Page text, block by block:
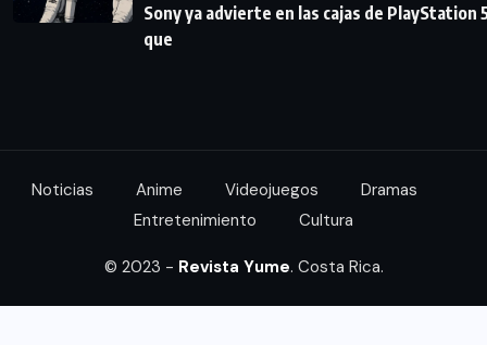
Sony ya advierte en las cajas de PlayStation
que
Noticias Anime Videojuegos
Dramas
Entretenimiento
Cultura
© 2023 - Revista Yume. Costa Rica.